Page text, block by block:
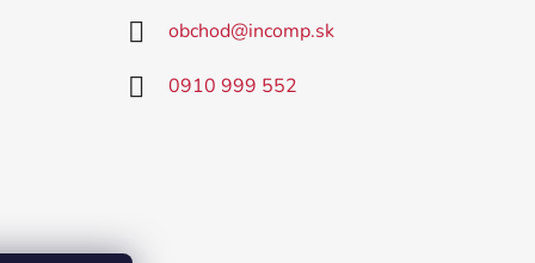
obchod@incomp.sk
0910 999 552